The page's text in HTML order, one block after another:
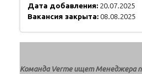
Дата добавления: 20.07.2025
Вакансия закрыта: 08.08.2025
Команда Verme ищет Менеджера